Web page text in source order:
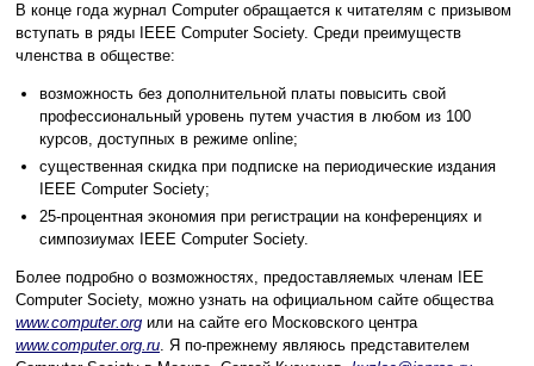
В конце года журнал Computer обращается к читателям с призывом
вступать в ряды IEEE Computer Society. Среди преимуществ
членства в обществе:
возможность без дополнительной платы повысить свой
профессиональный уровень путем участия в любом из 100
курсов, доступных в режиме online;
существенная скидка при подписке на периодические издания
IEEE Computer Society;
25-процентная экономия при регистрации на конференциях и
симпозиумах IEEE Computer Society.
Более подробно о возможностях, предоставляемых членам IEE
Computer Society, можно узнать на официальном сайте общества
www.computer.org или на сайте его Московского центра
www.computer.org.ru. Я по-прежнему являюсь представителем